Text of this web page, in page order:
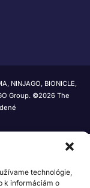
technológie,
k informáciám o
NINJAGO, BIONICLE,
Group. ©2026 The